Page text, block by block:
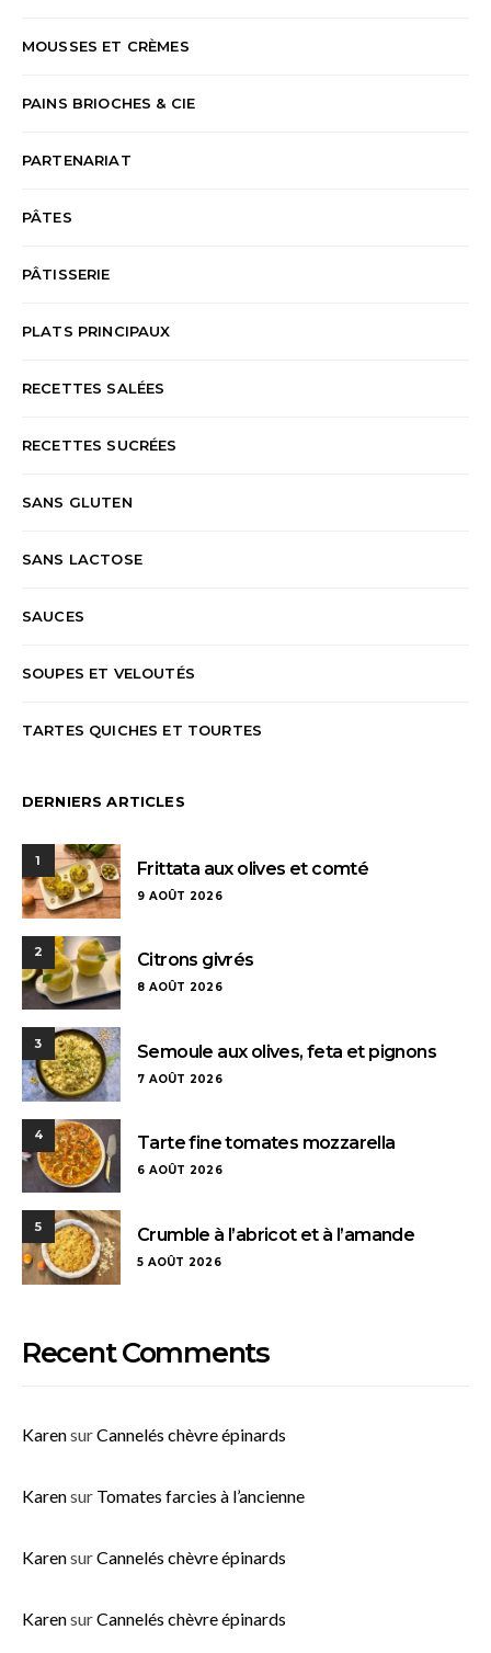
MOUSSES ET CRÈMES
PAINS BRIOCHES & CIE
PARTENARIAT
PÂTES
PÂTISSERIE
PLATS PRINCIPAUX
RECETTES SALÉES
RECETTES SUCRÉES
SANS GLUTEN
SANS LACTOSE
SAUCES
SOUPES ET VELOUTÉS
TARTES QUICHES ET TOURTES
DERNIERS ARTICLES
1 Frittata aux olives et comté
9 AOÛT 2026
2 Citrons givrés
8 AOÛT 2026
3 Semoule aux olives, feta et pignons
7 AOÛT 2026
4 Tarte fine tomates mozzarella
6 AOÛT 2026
5 Crumble à l’abricot et à l’amande
5 AOÛT 2026
Recent Comments
KarensurCannelés chèvre épinards
Karensur Tomates farcies à l’ancienne
KarensurCannelés chèvre épinards
KarensurCannelés chèvre épinards